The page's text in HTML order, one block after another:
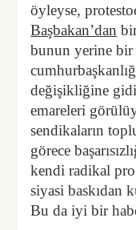
öyleyse,
Başbakan’dan
bunun yerine bir
değişikliğine
emareleri
sendikaların
görece
kendi radikal
siyasi baskıdan
Bu da iyi bir